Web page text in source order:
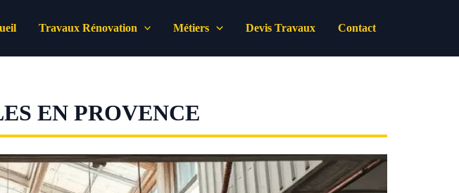
Travaux Rénovation Métiers Devis Travaux Contact
EN PROVENCE